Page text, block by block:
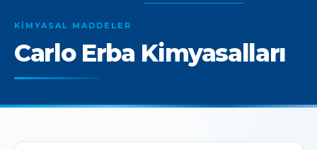
KIMYASAL MADDELER
Carlo Erba Kimyasalları